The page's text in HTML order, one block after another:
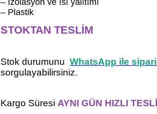
– Plastik
STOKTAN TESLİM
Stok durumunu WhatsApp ile
sorgulayabilirsiniz.
Kargo Süresi AYNI GÜN HIZLI